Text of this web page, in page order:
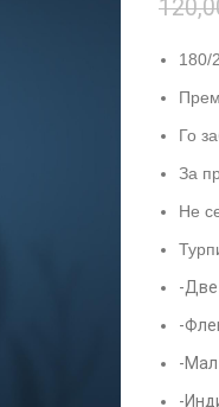
180/
Го
За
Не
-Две
-
-Мал
-